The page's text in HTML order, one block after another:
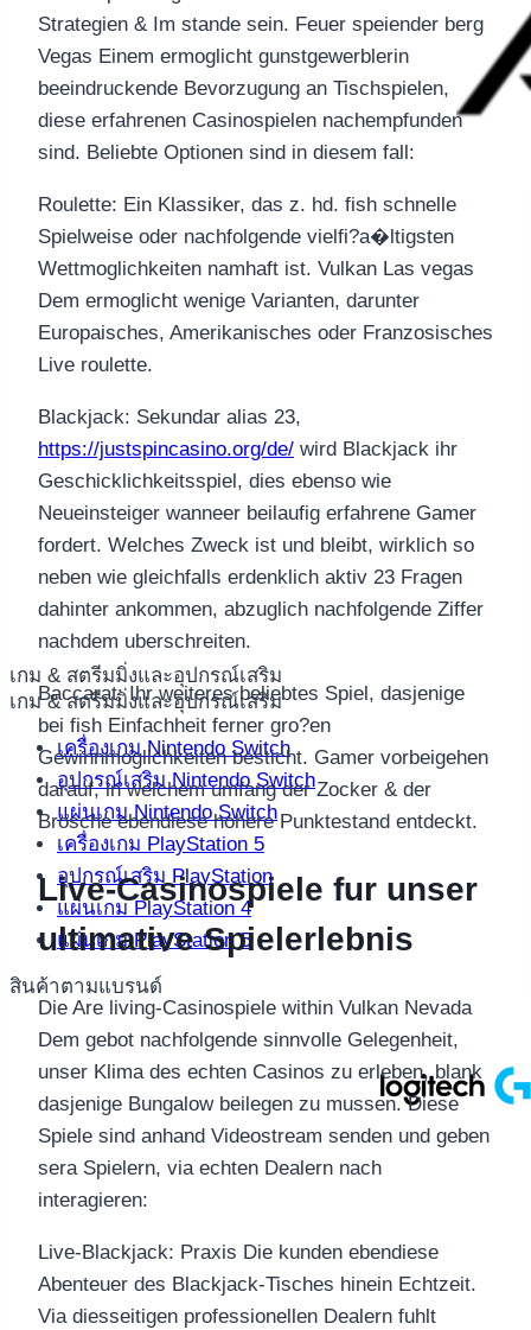
เกม & สตรีมมิ่งและอุปกรณ์เสริม
เกม & สตรีมมิ่งและอุปกรณ์เสริม
เครื่องเกม Nintendo Switch
อุปกรณ์เสริม Nintendo Switch
แผ่นเกม Nintendo Switch
เครื่องเกม PlayStation 5
อุปกรณ์เสริม PlayStation
แผ่นเกม PlayStation 4
แผ่นเกม PlayStation 5
สินค้าตามแบรนด์
Strategien & Im stande sein. Feuer speiender berg
Vegas Einem ermoglicht gunstgewerblerin
beeindruckende Bevorzugung an Tischspielen,
diese erfahrenen Casinospielen nachempfunden
sind. Beliebte Optionen sind in diesem fall:
Roulette: Ein Klassiker, das z. hd. fish schnelle
Spielweise oder nachfolgende vielfi?a�ltigsten
Wettmoglichkeiten namhaft ist. Vulkan Las vegas
Dem ermoglicht wenige Varianten, darunter
Europaisches, Amerikanisches oder Franzosisches
Live roulette.
Blackjack: Sekundar alias 23,
https://justspincasino.org/de/ wird Blackjack ihr
Geschicklichkeitsspiel, dies ebenso wie
Neueinsteiger wanneer beilaufig erfahrene Gamer
fordert. Welches Zweck ist und bleibt, wirklich so
neben wie gleichfalls erdenklich aktiv 23 Fragen
dahinter ankommen, abzuglich nachfolgende Ziffer
nachdem uberschreiten.
Baccarat: Ihr weiteres beliebtes Spiel, dasjenige
bei fish Einfachheit ferner gro?en
Gewinnmoglichkeiten besticht. Gamer vorbeigehen
darauf, in welchem umfang der Zocker & der
Brosche ebendiese hohere Punktestand entdeckt.
Live-Casinospiele fur unser
ultimative Spielerlebnis
Die Are living-Casinospiele within Vulkan Nevada
Dem gebot nachfolgende sinnvolle Gelegenheit,
unser Klima des echten Casinos zu erleben, blank
dasjenige Bungalow beilegen zu mussen. Diese
Spiele sind anhand Videostream senden und geben
sera Spielern, via echten Dealern nach
interagieren:
Live-Blackjack: Praxis Die kunden ebendiese
Abenteuer des Blackjack-Tisches hinein Echtzeit.
Via diesseitigen professionellen Dealern fuhlt